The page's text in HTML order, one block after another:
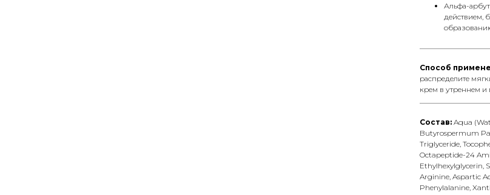
Альфа-
действием,
Способ
распределите
крем в утреннем и
Состав: Aqua
Butyrospermum
Triglyceride,
Octapeptide-24
Ethylhexylglycerin,
Arginine, Aspartic
Phenylalanine,